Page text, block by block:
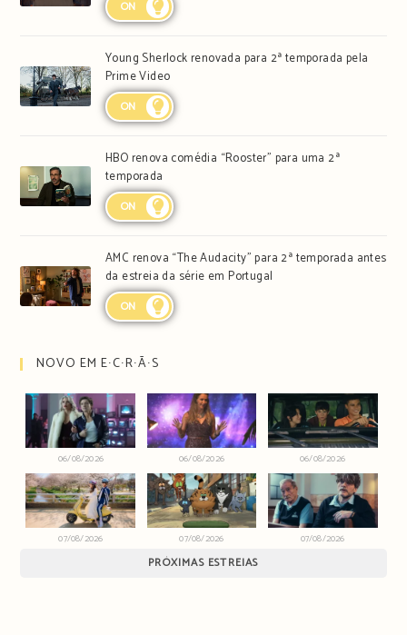
ON
Young Sherlock renovada para 2ª temporada pela
Prime Video
ON
HBO renova comédia “Rooster” para uma 2ª
temporada
ON
AMC renova “The Audacity” para 2ª temporada antes
da estreia da série em Portugal
ON
NOVO EM E∙C∙R∙Ã∙S
06/08/2026 06/08/2026 06/08/2026
07/08/2026 07/08/2026 07/08/2026
PRÓXIMAS ESTREIAS